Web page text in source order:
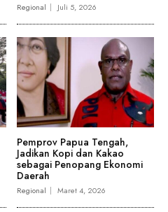
Regional Juli 5, 2026
Pemprov Papua Tengah,
Jadikan Kopi dan Kakao
sebagai Penopang Ekonomi
Daerah
Regional Maret 4, 2026